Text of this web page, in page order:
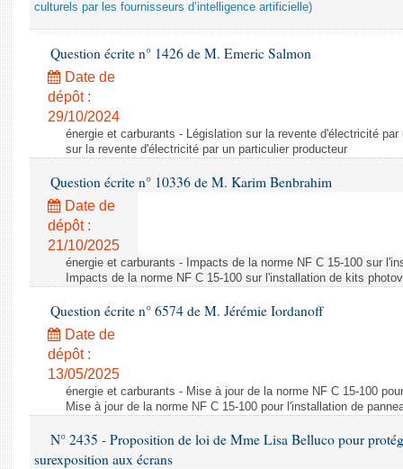
culturels par les fournisseurs d’intelligence artificielle)
Question écrite n° 1426 de M. Emeric Salmon
Date de
dépôt :
29/10/2024
énergie et carburants - Législation sur la revente d'électricité
sur la revente d'électricité par un particulier producteur
Question écrite n° 10336 de M. Karim Benbrahim
Date de
dépôt :
21/10/2025
énergie et carburants - Impacts de la norme NF C 15-100 sur
Impacts de la norme NF C 15-100 sur l'installation de kits
Question écrite n° 6574 de M. Jérémie Iordanoff
Date de
dépôt :
13/05/2025
énergie et carburants - Mise à jour de la norme NF C 15-100
Mise à jour de la norme NF C 15-100 pour l'installation de
N° 2435 - Proposition de loi de Mme Lisa Belluco pour
surexposition aux écrans